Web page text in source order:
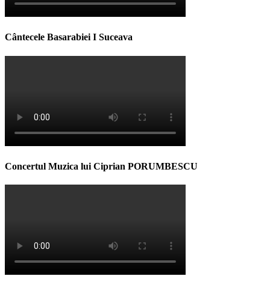
Cântecele Basarabiei I Suceava
Concertul Muzica lui Ciprian PORUMBESCU